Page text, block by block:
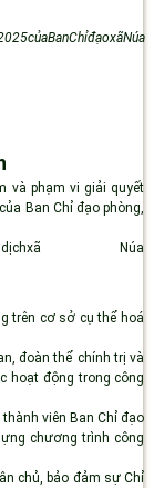
củaBanChỉđạoxãNúa
và phạm vi giải quyết
Ban Chỉ đạo phòng,
dịchxã Núa
trên cơ sở cụ thể hoá
đoàn thể chính trị và
hoạt động trong công
thành viên Ban Chỉ đạo
chương trình công
chủ, bảo đảm sự Chỉ